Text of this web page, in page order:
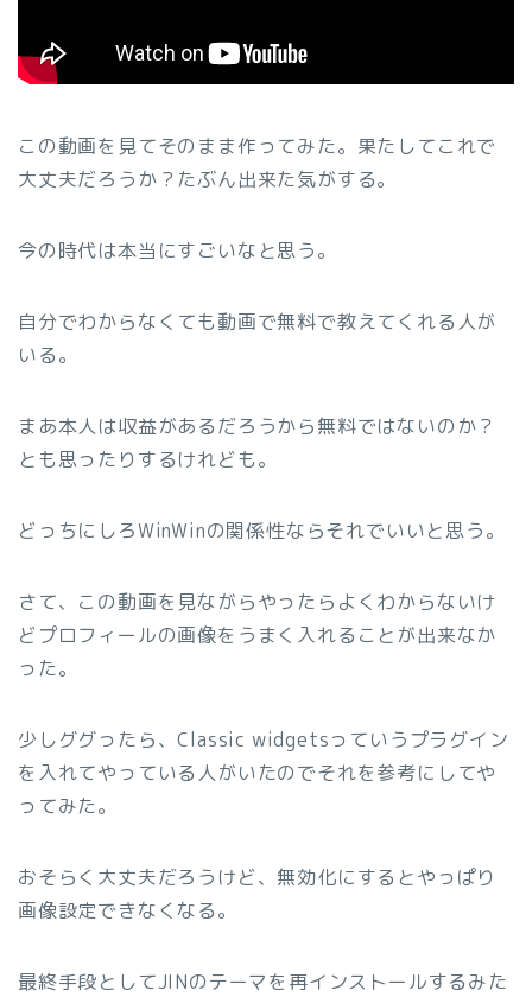
この動画を見てそのまま作ってみた。果たしてこれで
大丈夫だろうか？たぶん出来た気がする。
今の時代は本当にすごいなと思う。
自分でわからなくても動画で無料で教えてくれる人が
いる。
まあ本人は収益があるだろうから無料ではないのか？
とも思ったりするけれども。
どっちにしろWinWinの関係性ならそれでいいと思う。
さて、この動画を見ながらやったらよくわからないけ
どプロフィールの画像をうまく入れることが出来なか
った。
少しググったら、Classic widgetsっていうプラグイン
を入れてやっている人がいたのでそれを参考にしてや
ってみた。
おそらく大丈夫だろうけど、無効化にするとやっぱり
画像設定できなくなる。
最終手段としてJINのテーマを再インストールするみた